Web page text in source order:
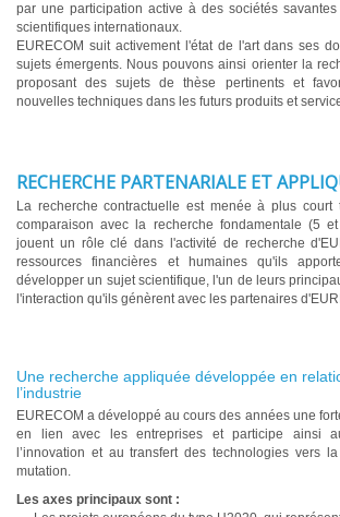
par une participation active à des sociétés
scientifiques internationaux.
EURECOM suit activement l'état de l'art dans ses
sujets émergents. Nous pouvons ainsi orienter la
proposant des sujets de thèse pertinents et
nouvelles techniques dans les futurs produits et
RECHERCHE PARTENARIALE ET
La recherche contractuelle est menée à plus
comparaison avec la recherche fondamentale (5
jouent un rôle clé dans l'activité de recherche
ressources financières et humaines qu'ils
développer un sujet scientifique, l'un de leurs
l'interaction qu'ils génèrent avec les partenaires
Une recherche appliquée développée en
l’industrie
EURECOM a développé au cours des années une
en lien avec les entreprises et participe ainsi
l’innovation et au transfert des technologies vers
mutation.
Les axes principaux sont :